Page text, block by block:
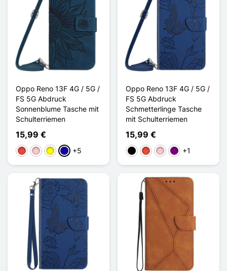
Oppo Reno 13F 4G / 5G /
FS 5G Abdruck
Sonnenblume Tasche mit
Schulterriemen
15,99 €
Rot PinkGelbDunkelblau
+5
Oppo Reno 13F 4G / 5G /
FS 5G Abdruck
Schmetterlinge Tasche
mit Schulterriemen
15,99 €
Schwarz
Rot PinkViolett
+1